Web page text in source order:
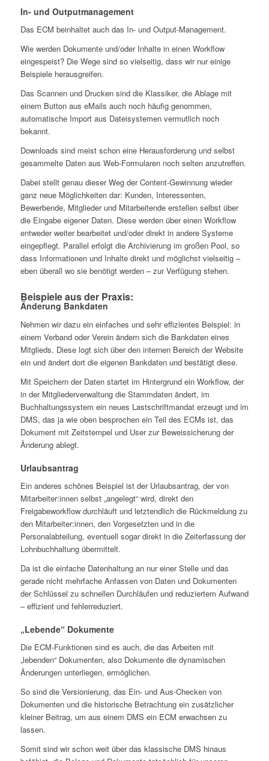
In- und Outputmanagement
Das ECM beinhaltet auch das In- und Output-Management.
Wie werden Dokumente und/oder Inhalte in einen Workflow
eingespeist? Die Wege sind so vielseitig, dass wir nur einige
Beispiele herausgreifen.
Das Scannen und Drucken sind die Klassiker, die Ablage mit
einem Button aus eMails auch noch häufig genommen,
automatische Import aus Dateisystemen vermutlich noch
bekannt.
Downloads sind meist schon eine Herausforderung und selbst
gesammelte Daten aus Web-Formularen noch selten anzutreffen.
Dabei stellt genau dieser Weg der Content-Gewinnung wieder
ganz neue Möglichkeiten dar: Kunden, Interessenten,
Bewerbende, Mitglieder und Mitarbeitende erstellen selbst über
die Eingabe eigener Daten. Diese werden über einen Workflow
entweder weiter bearbeitet und/oder direkt in andere Systeme
eingepflegt. Parallel erfolgt die Archivierung im großen Pool, so
dass Informationen und Inhalte direkt und möglichst vielseitig –
eben überall wo sie benötigt werden – zur Verfügung stehen.
Beispiele aus der Praxis:
Änderung Bankdaten
Nehmen wir dazu ein einfaches und sehr effizientes Beispiel: in
einem Verband oder Verein ändern sich die Bankdaten eines
Mitglieds. Diese logt sich über den internen Bereich der Website
ein und ändert dort die eigenen Bankdaten und bestätigt diese.
Mit Speichern der Daten startet im Hintergrund ein Workflow, der
in der Mitgliederverwaltung die Stammdaten ändert, im
Buchhaltungssystem ein neues Lastschriftmandat erzeugt und im
DMS, das ja wie oben besprochen ein Teil des ECMs ist, das
Dokument mit Zeitstempel und User zur Beweissicherung der
Änderung ablegt.
Urlaubsantrag
Ein anderes schönes Beispiel ist der Urlaubsantrag, der von
Mitarbeiter:innen selbst „angelegt“ wird, direkt den
Freigabeworkflow durchläuft und letztendlich die Rückmeldung zu
den Mitarbeiter:innen, den Vorgesetzten und in die
Personalabteilung, eventuell sogar direkt in die Zeiterfassung der
Lohnbuchhaltung übermittelt.
Da ist die einfache Datenhaltung an nur einer Stelle und das
gerade nicht mehrfache Anfassen von Daten und Dokumenten
der Schlüssel zu schnellen Durchläufen und reduziertem Aufwand
– effizient und fehlerreduziert.
„Lebende“ Dokumente
Die ECM-Funktionen sind es auch, die das Arbeiten mit
„lebenden“ Dokumenten, also Dokumente die dynamischen
Änderungen unterliegen, ermöglichen.
So sind die Versionierung, das Ein- und Aus-Checken von
Dokumenten und die historische Betrachtung ein zusätzlicher
kleiner Beitrag, um aus einem DMS ein ECM erwachsen zu
lassen.
Somit sind wir schon weit über das klassische DMS hinaus